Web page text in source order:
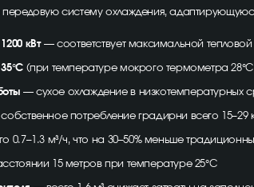
систему охлаждения,
кВт— соответствует максимальной тепловой
(при температуре мокрого термометра
— сухое охлаждение в низкотемпературных
потребление градирни всего 15–29
0.7–1.3 м³/ч, что на 30–50% меньше
15 метров при температуре 25°C